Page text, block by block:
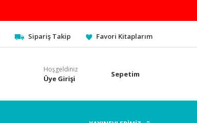
Sipariş Takip Favori Kitaplarım
Hoşgeldiniz
Üye Girişi Sepetim